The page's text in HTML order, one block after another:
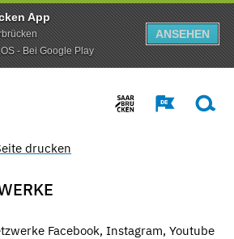
App
- Bei Google Play
ANSEHEN
drucken
Facebook, Instagram, Youtube